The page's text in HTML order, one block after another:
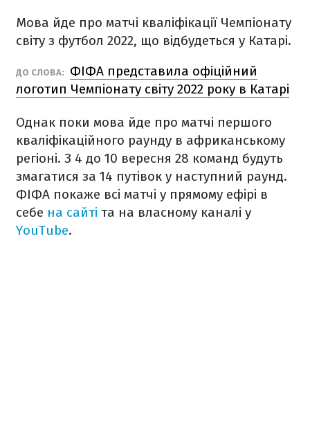
Мова йде про матчі кваліфікації Чемпіонату
світу з футбол 2022, що відбудеться у Катарі.
ДО СЛОВА:
ФІФА представила офіційний
логотип Чемпіонату світу 2022 року в Катарі
Однак поки мова йде про матчі першого
кваліфікаційного раунду в африканському
регіоні. З 4 до 10 вересня 28 команд будуть
змагатися за 14 путівок у наступний раунд.
ФІФА покаже всі матчі у прямому ефірі в
себе на сайті та на власному каналі у
YouTube.